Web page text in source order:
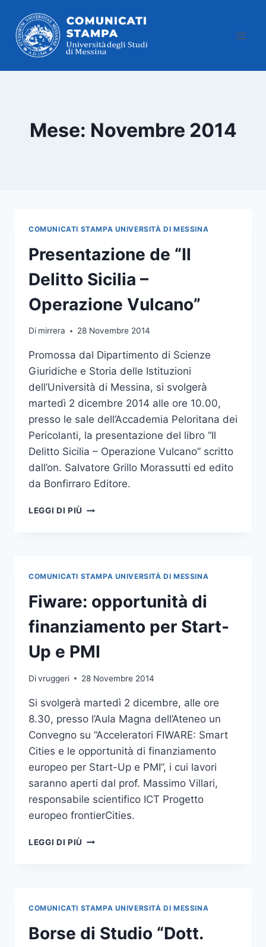
contenuto
Mese: Novembre 2014
COMUNICATI STAMPA UNIVERSITÀ DI MESSINA
Presentazione de “Il
Delitto Sicilia –
Operazione Vulcano”
Di mirrera 28 Novembre 2014
Promossa dal Dipartimento di Scienze
Giuridiche e Storia delle Istituzioni
dell’Università di Messina, si svolgerà
martedì 2 dicembre 2014 alle ore 10.00,
presso le sale dell’Accademia Peloritana dei
Pericolanti, la presentazione del libro “Il
Delitto Sicilia – Operazione Vulcano” scritto
dall’on. Salvatore Grillo Morassutti ed edito
da Bonfirraro Editore.
LEGGI DI PIÙ PRESENTAZIONE
COMUNICATI STAMPA UNIVERSITÀ DI MESSINA
Fiware: opportunità di
finanziamento per Start-
Up e PMI
Divruggeri 28 Novembre 2014
Si svolgerà martedì 2 dicembre, alle ore
8.30, presso l’Aula Magna dell’Ateneo un
Convegno su “Acceleratori FIWARE: Smart
Cities e le opportunità di finanziamento
europeo per Start-Up e PMI”, i cui lavori
saranno aperti dal prof. Massimo Villari,
responsabile scientifico ICT Progetto
europeo frontierCities.
LEGGI DI PIÙ FIWARE:
E
PMI
COMUNICATI STAMPA UNIVERSITÀ DI MESSINA
Borse di Studio “Dott.